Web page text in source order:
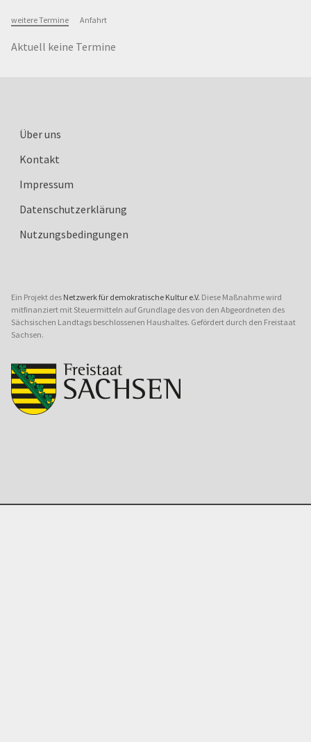
weitere Termine Anfahrt
Aktuell keine Termine
Über uns
Kontakt
Impressum
Datenschutzerklärung
Nutzungsbedingungen
Ein Projekt des Netzwerk für demokratische Kultur e.V. Diese Maßnahme wird
mitfinanziert mit Steuermitteln auf Grundlage des von den Abgeordneten des
Sächsischen Landtags beschlossenen Haushaltes. Gefördert durch den Freistaat
Sachsen.